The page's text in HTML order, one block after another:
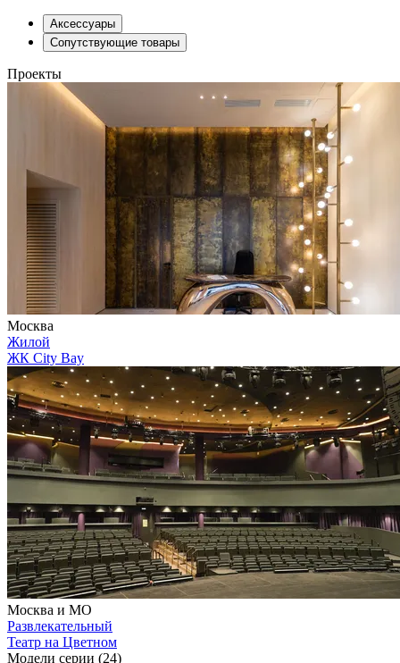
Аксессуары
Сопутствующие товары
Проекты
Москва
Жилой
ЖК City Bay
Москва и МО
Развлекательный
Театр на Цветном
Модели серии (24)